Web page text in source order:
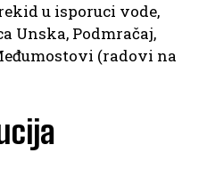
u isporuci vode,
Unska, Podmračaj,
(radovi na